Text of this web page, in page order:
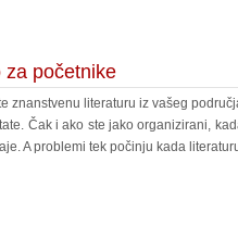
za početnike
znanstvenu literaturu iz vašeg
Čak i ako ste jako organizirani,
A problemi tek počinju kada